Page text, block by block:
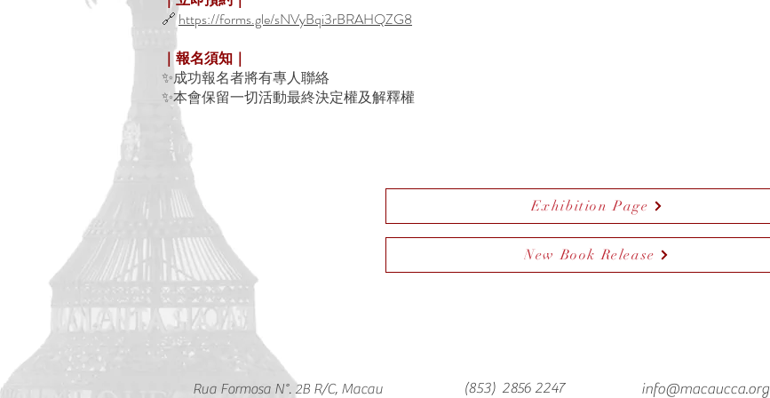
🔗https://forms.gle/sNVyBqi3rBRAHQZG8
｜報名須知｜
✨成功報名者將有專人聯絡
✨本會保留一切活動最終決定權及解釋權
Exhibition Page
New Book Release
Rua Formosa N°. 2B R/C, Macau (853) 2856 2247 info@macaucca.org